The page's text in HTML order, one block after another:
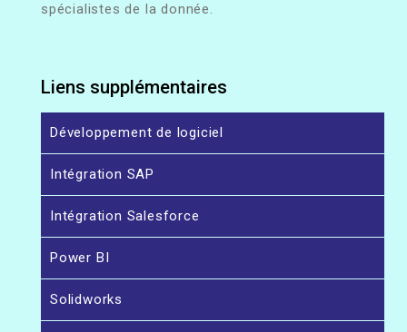
spécialistes de la donnée.
Liens supplémentaires
Développement de logiciel
Intégration SAP
Intégration Salesforce
Power BI
Solidworks